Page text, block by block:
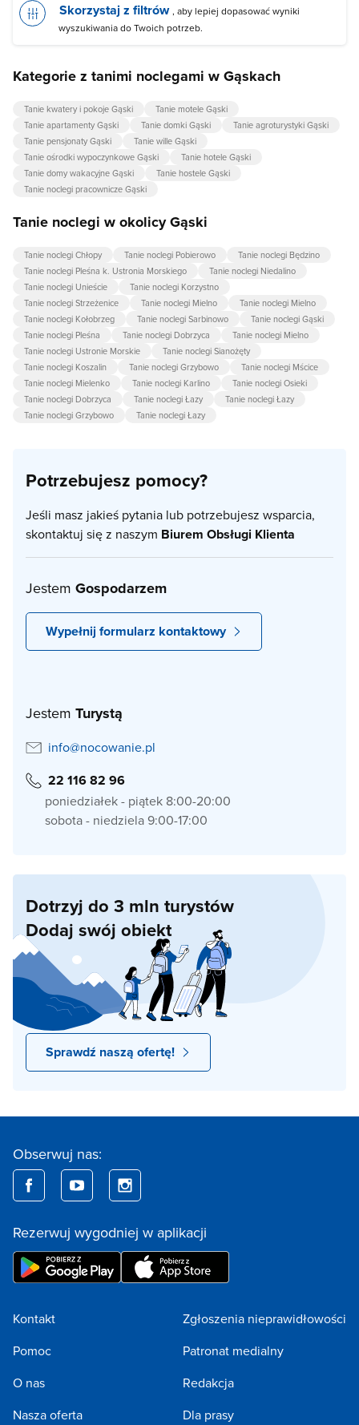
Skorzystaj z filtrów , aby lepiej dopasować wyniki
wyszukiwania do Twoich potrzeb.
Kategorie z tanimi noclegami w Gąskach
Tanie kwatery i pokoje Gąski
Tanie motele Gąski
Tanie apartamenty Gąski
Tanie domki Gąski
Tanie agroturystyki Gąski
Tanie pensjonaty Gąski
Tanie wille Gąski
Tanie ośrodki wypoczynkowe Gąski
Tanie hotele Gąski
Tanie domy wakacyjne Gąski
Tanie hostele Gąski
Tanie noclegi pracownicze Gąski
Tanie noclegi w okolicy Gąski
Tanie noclegi Chłopy Tanie noclegi Pobierowo
Tanie noclegi Będzino
Tanie noclegi Pleśna k. Ustronia Morskiego
Tanie noclegi Niedalino
Tanie noclegi Unieście
Tanie noclegi Korzystno
Tanie noclegi Strzeżenice
Tanie noclegi Mielno
Tanie noclegi Mielno
Tanie noclegi Kołobrzeg
Tanie noclegi Sarbinowo
Tanie noclegi Gąski
Tanie noclegi Pleśna
Tanie noclegi Dobrzyca
Tanie noclegi Mielno
Tanie noclegi Ustronie Morskie
Tanie noclegi Sianożęty
Tanie noclegi Koszalin
Tanie noclegi Grzybowo
Tanie noclegi Mścice
Tanie noclegi Mielenko
Tanie noclegi Karlino
Tanie noclegi Osieki
Tanie noclegi Dobrzyca
Tanie noclegi Łazy
Tanie noclegi Łazy
Tanie noclegi Grzybowo
Tanie noclegi Łazy
Potrzebujesz pomocy?
Jeśli masz jakieś pytania lub potrzebujesz wsparcia,
skontaktuj się z naszym Biurem Obsługi Klienta
Jestem Gospodarzem
Wypełnij formularz kontaktowy
Jestem Turystą
info@nocowanie.pl
22 116 82 96
poniedziałek - piątek 8:00-20:00
sobota - niedziela 9:00-17:00
Dotrzyj do 3 mln turystów
Dodaj swój obiekt
Sprawdź naszą ofertę!
Obserwuj nas:
Rezerwuj wygodniej w aplikacji
Kontakt
Pomoc
O nas
Nasza oferta
Zgłoszenia nieprawidłowości
Patronat medialny
Redakcja
Dla prasy